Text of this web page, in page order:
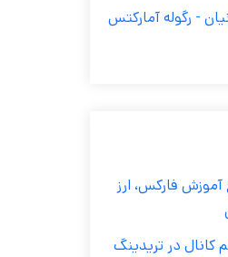
- رگوله آمارکتس
آموزش فارکس، ارز
کانال در تریدینگ